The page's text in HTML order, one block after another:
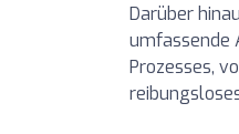
Darüber
umfassende
Prozesses,